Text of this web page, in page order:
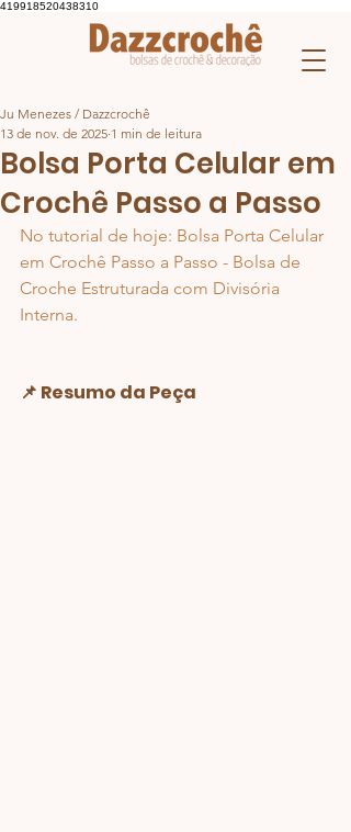
419918520438310
Bolsa Porta Celular em
Crochê Passo a Passo
Ju Menezes / Dazzcrochê
13 de nov. de 2025 1 min de leitura
No tutorial de hoje: Bolsa Porta Celular
em Crochê Passo a Passo - Bolsa de
Croche Estruturada com Divisória
Interna.
📌 Resumo da Peça